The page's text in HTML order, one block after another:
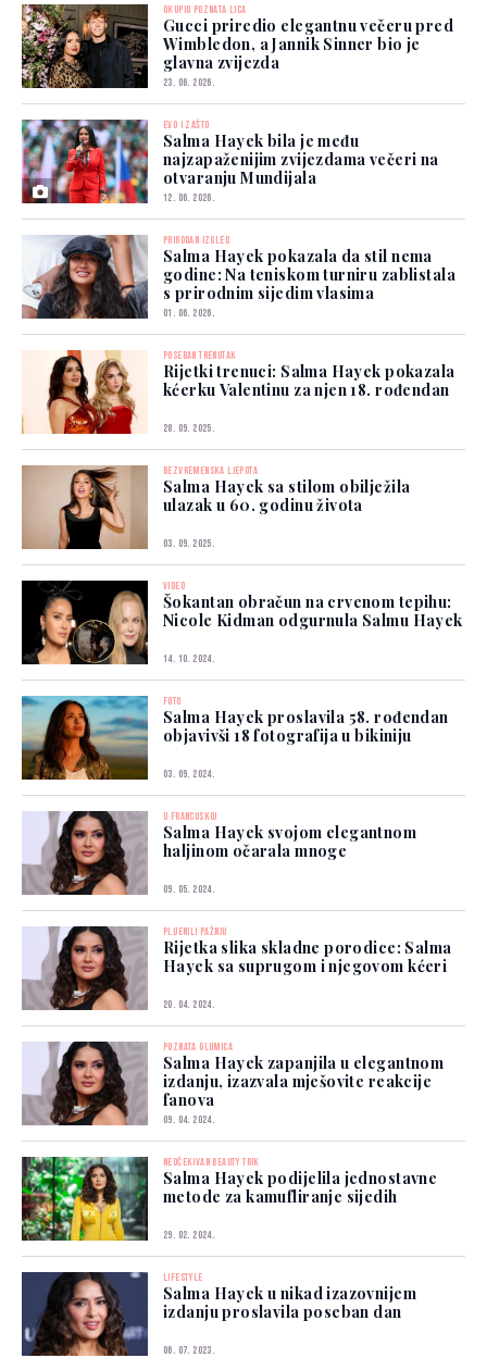
OKUPIO POZNATA LICA
Gucci priredio elegantnu večeru pred
Wimbledon, a Jannik Sinner bio je
glavna zvijezda
23. 06. 2026.
EVO I ZAŠTO
Salma Hayek bila je među
najzapaženijim zvijezdama večeri na
otvaranju Mundijala
12. 06. 2026.
PRIRODAN IZGLED
Salma Hayek pokazala da stil nema
godine: Na teniskom turniru zablistala
s prirodnim sijedim vlasima
01. 06. 2026.
POSEBAN TRENUTAK
Rijetki trenuci: Salma Hayek pokazala
kćerku Valentinu za njen 18. rođendan
28. 09. 2025.
BEZVREMENSKA LJEPOTA
Salma Hayek sa stilom obilježila
ulazak u 60. godinu života
03. 09. 2025.
VIDEO
Šokantan obračun na crvenom tepihu:
Nicole Kidman odgurnula Salmu Hayek
14. 10. 2024.
FOTO
Salma Hayek proslavila 58. rođendan
objavivši 18 fotografija u bikiniju
03. 09. 2024.
U FRANCUSKOJ
Salma Hayek svojom elegantnom
haljinom očarala mnoge
09. 05. 2024.
PLIJENILI PAŽNJU
Rijetka slika skladne porodice: Salma
Hayek sa suprugom i njegovom kćeri
20. 04. 2024.
POZNATA GLUMICA
Salma Hayek zapanjila u elegantnom
izdanju, izazvala mješovite reakcije
fanova
09. 04. 2024.
NEOČEKIVAN BEAUTY TRIK
Salma Hayek podijelila jednostavne
metode za kamufliranje sijedih
29. 02. 2024.
LIFESTYLE
Salma Hayek u nikad izazovnijem
izdanju proslavila poseban dan
06. 07. 2023.